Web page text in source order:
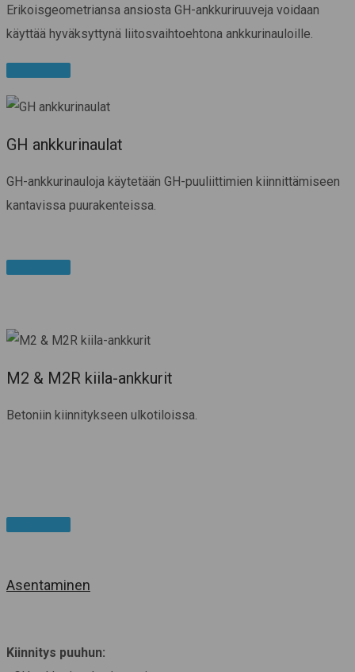
Erikoisgeometriansa ansiosta GH-ankkuriruuveja voidaan
käyttää hyväksyttynä liitosvaihtoehtona ankkurinauloille.
GH ankkurinaulat
GH-ankkurinauloja käytetään GH-puuliittimien kiinnittämiseen
kantavissa puurakenteissa.
M2 & M2R kiila-ankkurit
Betoniin kiinnitykseen ulkotiloissa.
Asentaminen
Kiinnitys puuhun: